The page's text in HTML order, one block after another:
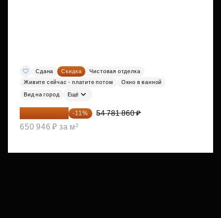
Сдана Скидка
Чистовая отделка
Живите сейчас - платите потом
Окно в ванной
Вид на город Ещё
48 755 855 ₽ -11%
54 781 860 ₽
650 946 ₽ за м²